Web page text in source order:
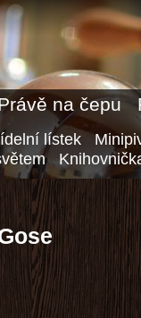
na čepu
lístek